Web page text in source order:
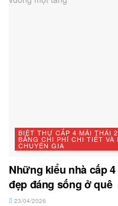
BIỆT THỰ CẤP 4 MÁI THÁI
BẢNG CHI PHÍ CHI TIẾT
CHUYÊN GIA
Những kiểu nhà cấp
đẹp đáng sống ở quê
23/04/2026